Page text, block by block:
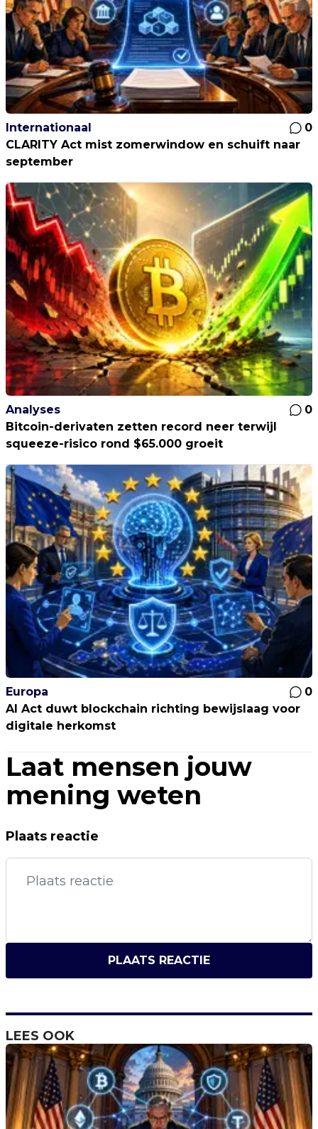
Internationaal
0
CLARITY Act mist zomerwindow en schuift naar
september
Analyses
0
Bitcoin-derivaten zetten record neer terwijl
squeeze-risico rond $65.000 groeit
Europa
0
AI Act duwt blockchain richting bewijslaag voor
digitale herkomst
Laat mensen jouw
mening weten
Plaats reactie
PLAATS REACTIE
LEES OOK